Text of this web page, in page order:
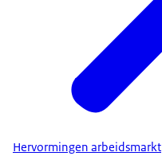
Hervormingen arbeidsmarkt